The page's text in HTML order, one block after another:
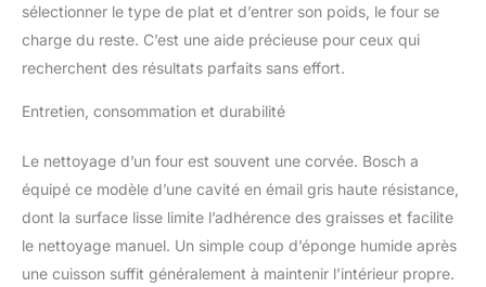
sélectionner le type de plat et d’entrer son poids, le four se
charge du reste. C’est une aide précieuse pour ceux qui
recherchent des résultats parfaits sans effort.
Entretien, consommation et durabilité
Le nettoyage d’un four est souvent une corvée. Bosch a
équipé ce modèle d’une cavité en émail gris haute résistance,
dont la surface lisse limite l’adhérence des graisses et facilite
le nettoyage manuel. Un simple coup d’éponge humide après
une cuisson suffit généralement à maintenir l’intérieur propre.